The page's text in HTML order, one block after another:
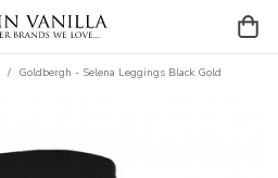
/ Goldbergh - Selena Leggings Black Gold